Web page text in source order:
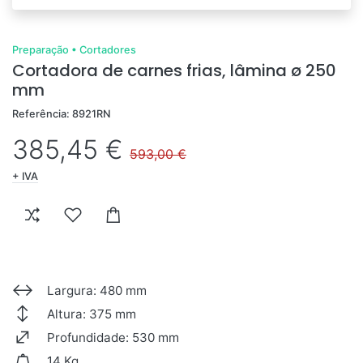
Preparação • Cortadores
Cortadora de carnes frias, lâmina ø 250
mm
Referência: 8921RN
385,45 € 593,00 €
+ IVA
Largura: 480 mm
Altura: 375 mm
Profundidade: 530 mm